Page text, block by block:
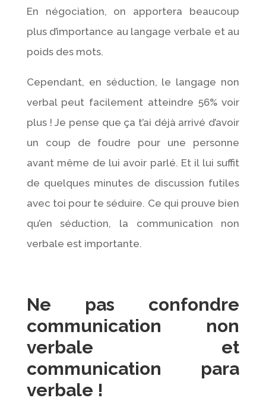
En négociation, on apportera beaucoup
plus d’importance au langage verbale et au
poids des mots.
Cependant, en séduction, le langage non
verbal peut facilement atteindre 56% voir
plus ! Je pense que ça t’ai déjà arrivé d’avoir
un coup de foudre pour une personne
avant même de lui avoir parlé. Et il lui suffit
de quelques minutes de discussion futiles
avec toi pour te séduire. Ce qui prouve bien
qu’en séduction, la communication non
verbale est importante.
Ne pas confondre
communication non
verbale et
communication para
verbale !